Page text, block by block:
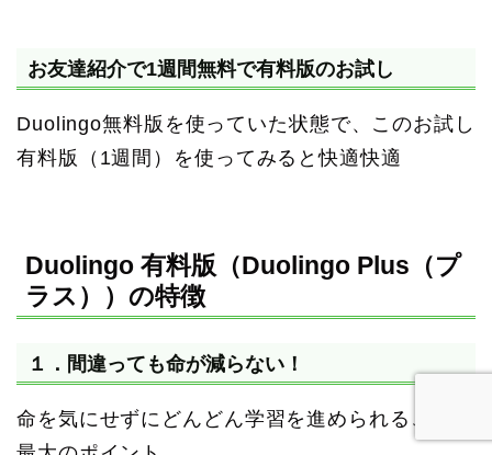
お友達紹介で1週間無料で有料版のお試し
Duolingo無料版を使っていた状態で、このお試し
有料版（1週間）を使ってみると快適快適
Duolingo 有料版（Duolingo Plus（プ
ラス））の特徴
１．間違っても命が減らない！
命を気にせずにどんどん学習を進められるこれが